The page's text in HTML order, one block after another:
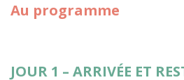
Au programme
JOUR 1 – ARRIVÉE ET